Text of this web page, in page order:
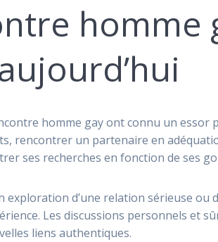
homme
homme gay ont connu un essor
rencontrer un partenaire en
ses recherches en fonction de ses
exploration d’une relation sérieuse
Les discussions personnels et
liens authentiques.